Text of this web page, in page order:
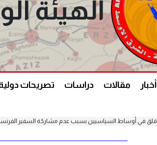
الهيئة
أخبار مقالات دراسات تصريحات
قلق في أوساط السياسيين بسبب عدم مشاركة السفير